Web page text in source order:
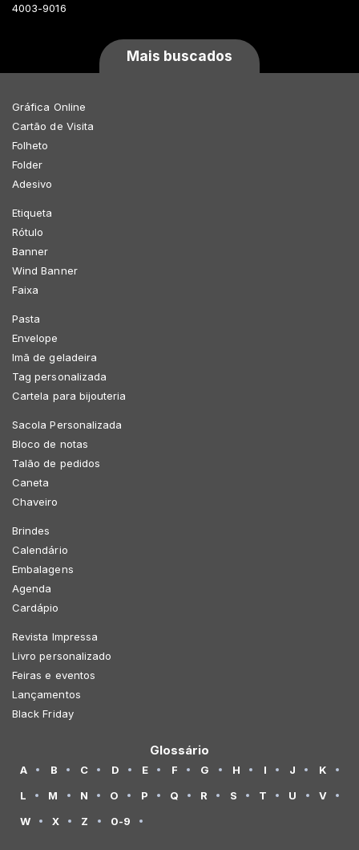
4003-9016
Mais buscados
Gráfica Online
Cartão de Visita
Folheto
Folder
Adesivo
Etiqueta
Rótulo
Banner
Wind Banner
Faixa
Pasta
Envelope
Imã de geladeira
Tag personalizada
Cartela para bijouteria
Sacola Personalizada
Bloco de notas
Talão de pedidos
Caneta
Chaveiro
Brindes
Calendário
Embalagens
Agenda
Cardápio
Revista Impressa
Livro personalizado
Feiras e eventos
Lançamentos
Black Friday
Glossário
A B C D E F G H I J
K
L
M N O P Q R S T U
V
W
X Z 0-9